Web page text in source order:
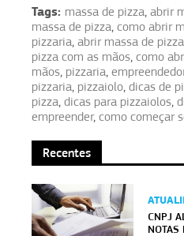
Tags: massa de pizza, abrir
massa de pizza, como abrir
pizzaria, abrir massa de
pizza com as mãos, como
mãos, pizzaria,
pizzaria, pizzaiolo, dicas de
pizza, dicas para pizzaiolos,
empreender, como começar
Recentes
CNPJ
NOTAS